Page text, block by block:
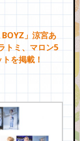
」涼宮あ
トミ、マロン5
を掲載！